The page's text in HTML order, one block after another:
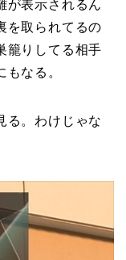
が表示されるん
を取られてるの
籠りしてる相手
なる。
る。わけじゃな